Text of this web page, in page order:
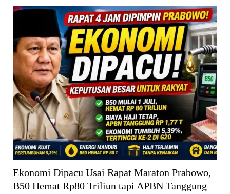
Ekonomi Dipacu Usai Rapat Maraton Prabowo,
B50 Hemat Rp80 Triliun tapi APBN Tanggung